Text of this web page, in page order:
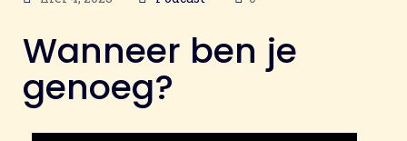
Wanneer ben je
genoeg?